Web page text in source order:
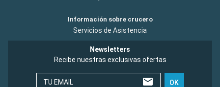
Información sobre crucero
Servicios de Asistencia
Newsletters
Recibe nuestras exclusivas ofertas
TU EMAIL OK